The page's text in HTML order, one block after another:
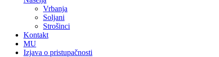
Vrbanja
Soljani
Strošinci
Kontakt
MU
Izjava o pristupačnosti